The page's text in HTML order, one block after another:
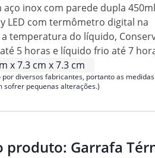
inox com parede dupla 450ml
LED com termômetro digital na
temperatura do líquido,
5 horas e líquido frio até 7
x 7.3 cm x 7.3 cm
diversos fabricantes, portanto as
sofrer pequenas alterações.)
produto: Garrafa